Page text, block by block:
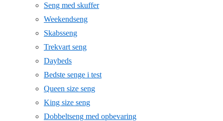
Seng med skuffer
Weekendseng
Skabsseng
Trekvart seng
Daybeds
Bedste senge i test
Queen size seng
King size seng
Dobbeltseng med opbevaring